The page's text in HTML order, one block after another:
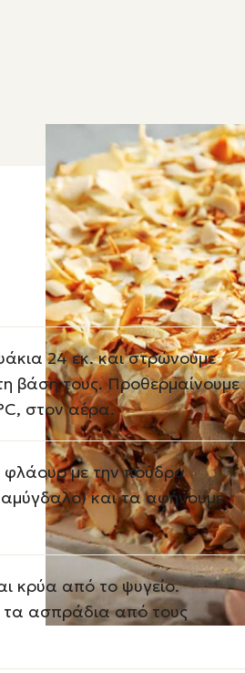
24 εκ. και στρώνουμε
βάση τους. Προθερμαίνουμε
στον αέρα.
με την πούδρα
και τα αφήνουμε
κρύα από το ψυγείο.
τα ασπράδια από τους